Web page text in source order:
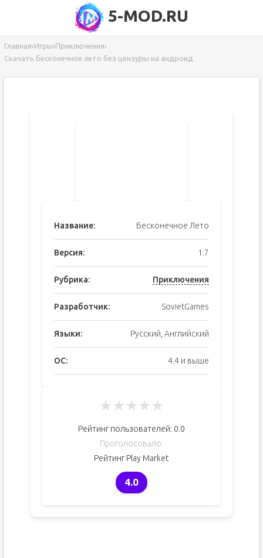
5-MOD.RU
Главная›Игры›Приключения›
Скачать бесконечное лето без цензуры на андроид
Название: Бесконечное Лето
Версия: 1.7
Рубрика: Приключения
Разработчик: SovietGames
Языки: Русский, Английский
ОС: 4.4 и выше
★★★★★
Рейтинг пользователей: 0.0
Проголосовало:
Рейтинг Play Market
4.0